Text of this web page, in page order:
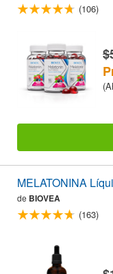
(106)
MELATONINA
de BIOVEA
(163)